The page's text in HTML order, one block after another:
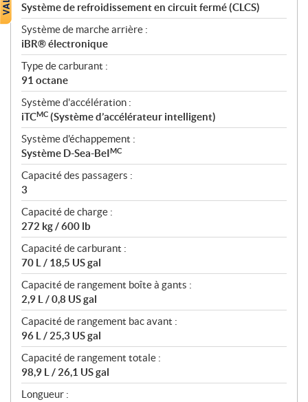
Système de refroidissement en circuit fermé (CLCS)
Système de marche arrière :
iBR® électronique
Type de carburant :
91 octane
Système d'accélération :
iTCMC (Système d’accélérateur intelligent)
Système d'échappement :
Système D-Sea-BeIMC
Capacité des passagers :
3
Capacité de charge :
272 kg / 600 lb
Capacité de carburant :
70 L / 18,5 US gal
Capacité de rangement boîte à gants :
2,9 L / 0,8 US gal
Capacité de rangement bac avant :
96 L / 25,3 US gal
Capacité de rangement totale :
98,9 L / 26,1 US gal
Longueur :